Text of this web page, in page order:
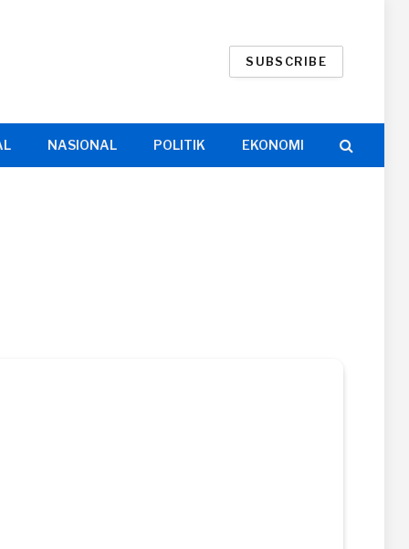
SUBSCRIBE
NASIONAL POLITIK EKONOMI